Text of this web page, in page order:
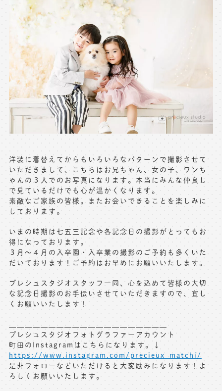
洋装に着替えてからもいろいろなパターンで撮影させて
いただきまして、こちらはお兄ちゃん、女の子、ワンち
ゃんの３人でのお写真になります。本当にみんな仲良し
で見ているだけでも心が温かくなります。
素敵なご家族の皆様。またお会いできることを楽しみに
しております。
いまの時期は七五三記念や各記念日の撮影がとってもお
得になっております。
３月〜４月の入卒園・入卒業の撮影のご予約も多くいた
だいております！ご予約はお早めにお願いいたします。
プレシュスタジオスタッフ一同、心を込めて皆様の大切
な記念日撮影のお手伝いさせていただきますので、宜し
くお願いいたします！
プレシュスタジオフォトグラファーアカウント
町田のInstagramはこちらになります。↓
https://www.instagram.com/precieux_matchi/
是非フォローなどいただけると大変励みになります！よ
ろしくお願いいたします。